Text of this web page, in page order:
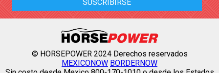
© HORSEPOWER 2024 Derechos reservados
MEXICONOW BORDERNOW